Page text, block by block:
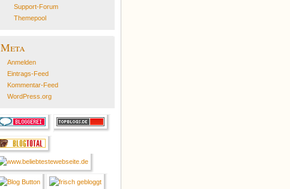
Support-Forum
Themepool
Meta
Anmelden
Eintrags-Feed
Kommentar-Feed
WordPress.org